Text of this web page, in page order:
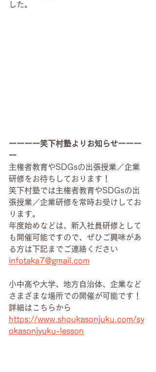
した。
ーーーー笑下村塾よりお知らせーーー
ー
主権者教育やSDGsの出張授業／企業
研修をお待ちしております！
笑下村塾では主権者教育やSDGsの出
張授業／企業研修を常時お受けしてお
ります。
年度始めなどは、新入社員研修として
も開催可能ですので、ぜひご興味があ
る方は下記までご連絡ください
infotaka7@gmail.com
小中高や大学、地方自治体、企業など
さまざまな場所での開催が可能です！
詳細はこちらから
https://www.shoukasonjuku.com/sy
okasonjyuku-lesson